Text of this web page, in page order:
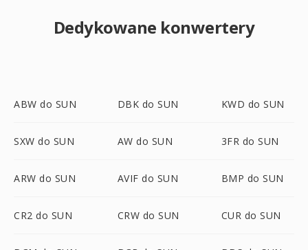
Dedykowane konwertery
ABW do SUN DBK do SUN KWD do SUN
SXW do SUN AW do SUN 3FR do SUN
ARW do SUN AVIF do SUN BMP do SUN
CR2 do SUN CRW do SUN CUR do SUN